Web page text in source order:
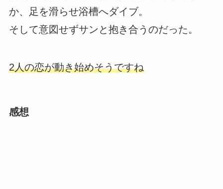
か、足を滑らせ浴槽へダイブ。
そして意図せずサンと抱き合うのだった。
2人の恋が動き始めそうですね
感想